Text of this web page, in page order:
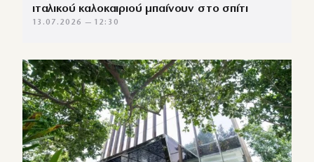
ιταλικού καλοκαιριού μπαίνουν στο σπίτι
13.07.2026 — 12:30